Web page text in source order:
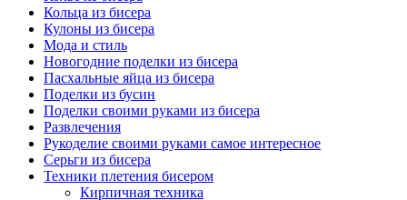
Кольца из бисера
Кулоны из бисера
Мода и стиль
Новогодние поделки из бисера
Пасхальные яйца из бисера
Поделки из бусин
Поделки своими руками из бисера
Развлечения
Рукоделие своими руками самое интересное
Серьги из бисера
Техники плетения бисером
Кирпичная техника